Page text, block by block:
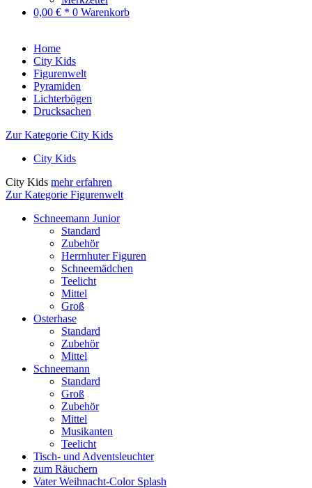
0,00 € * 0 Warenkorb
Home
City Kids
Figurenwelt
Pyramiden
Lichterbögen
Drucksachen
Zur Kategorie City Kids
City Kids
City Kids mehr erfahren
Zur Kategorie Figurenwelt
Schneemann Junior
Standard
Zubehör
Herrnhuter Figuren
Schneemädchen
Teelicht
Mittel
Groß
Osterhase
Standard
Zubehör
Mittel
Schneemann
Standard
Groß
Zubehör
Mittel
Musikanten
Teelicht
Tisch- und Adventsleuchter
zum Räuchern
Vater Weihnacht-Color Splash